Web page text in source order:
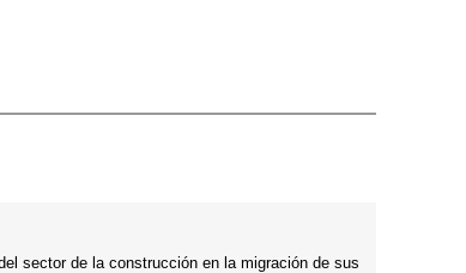
sector de la construcción en la migración de sus